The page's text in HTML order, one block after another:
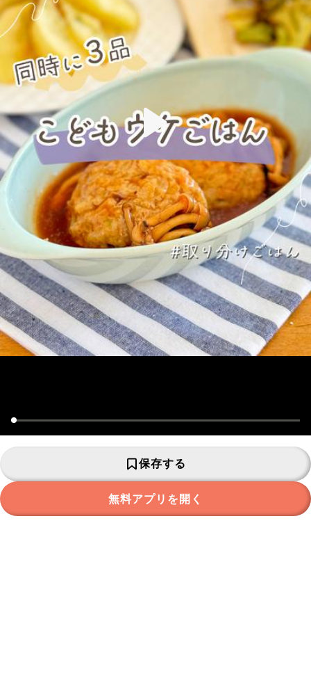
保存する
無料アプリを開く